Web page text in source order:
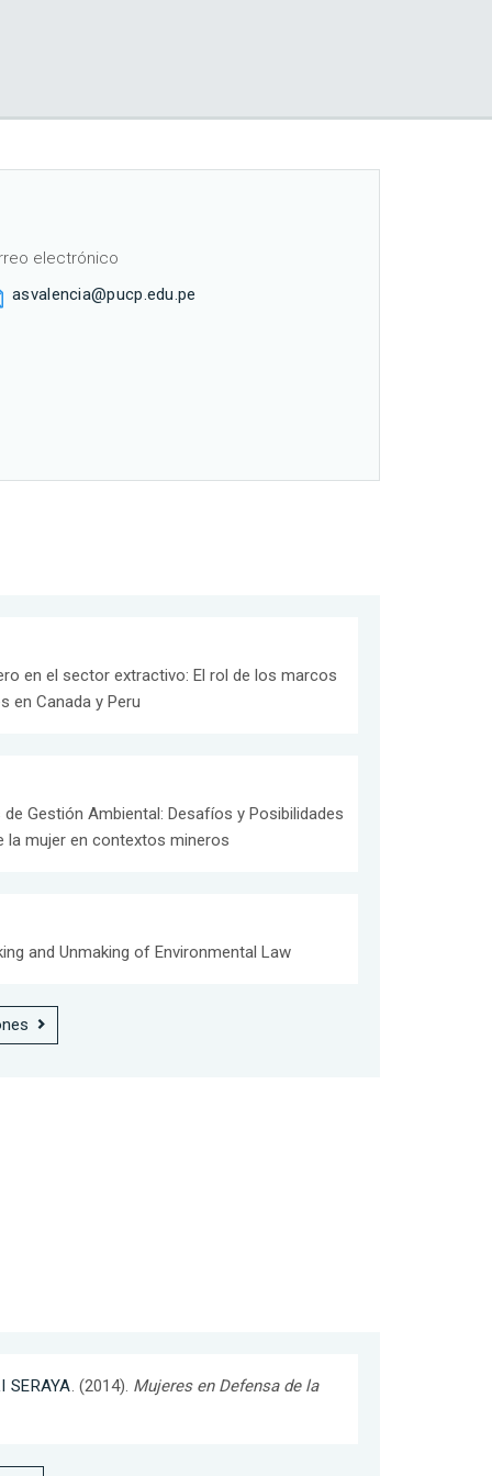
electrónico
asvalencia@pucp.edu.pe
en el sector extractivo: El rol de los marcos
en Canada y Peru
Gestión Ambiental: Desafíos y Posibilidades
la mujer en contextos mineros
and Unmaking of Environmental Law
SERAYA. (2014). Mujeres en Defensa de la